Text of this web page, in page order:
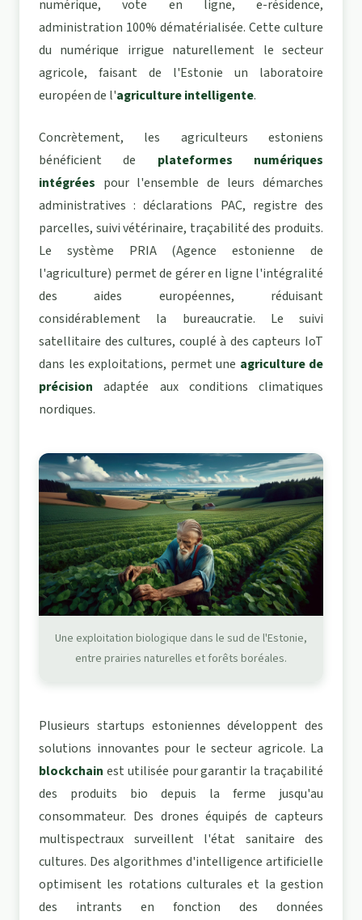
numérique, vote en ligne, e-résidence,
administration 100% dématérialisée. Cette culture
du numérique irrigue naturellement le secteur
agricole, faisant de l'Estonie un laboratoire
européen de l'agriculture intelligente.
Concrètement, les agriculteurs estoniens
bénéficient de plateformes numériques
intégrées pour l'ensemble de leurs démarches
administratives : déclarations PAC, registre des
parcelles, suivi vétérinaire, traçabilité des produits.
Le système PRIA (Agence estonienne de
l'agriculture) permet de gérer en ligne l'intégralité
des aides européennes, réduisant
considérablement la bureaucratie. Le suivi
satellitaire des cultures, couplé à des capteurs IoT
dans les exploitations, permet une agriculture de
précision adaptée aux conditions climatiques
nordiques.
Une exploitation biologique dans le sud de l'Estonie,
entre prairies naturelles et forêts boréales.
Plusieurs startups estoniennes développent des
solutions innovantes pour le secteur agricole. La
blockchain est utilisée pour garantir la traçabilité
des produits bio depuis la ferme jusqu'au
consommateur. Des drones équipés de capteurs
multispectraux surveillent l'état sanitaire des
cultures. Des algorithmes d'intelligence artificielle
optimisent les rotations culturales et la gestion
des intrants en fonction des données